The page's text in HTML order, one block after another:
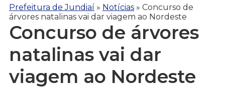
Prefeitura de Jundiaí » Notícias » Concurso de
árvores natalinas vai dar viagem ao Nordeste
Concurso de árvores
natalinas vai dar
viagem ao Nordeste